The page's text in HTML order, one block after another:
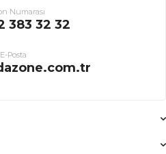
Numarası
383 32 32
E-Posta